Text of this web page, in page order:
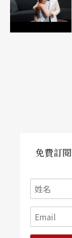
免費訂